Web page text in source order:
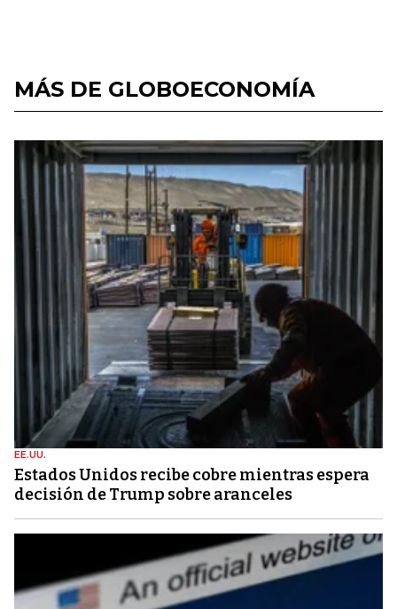
MÁS DE GLOBOECONOMÍA
EE.UU.
Estados Unidos recibe cobre mientras espera
decisión de Trump sobre aranceles